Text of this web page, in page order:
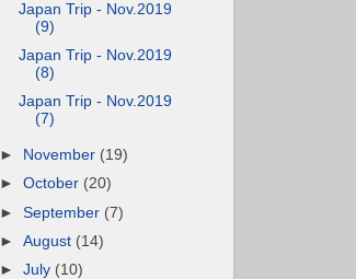
Japan Trip - Nov.2019
(9)
Japan Trip - Nov.2019
(8)
Japan Trip - Nov.2019
(7)
► November (19)
►October (20)
►September (7)
►August (14)
►July (10)